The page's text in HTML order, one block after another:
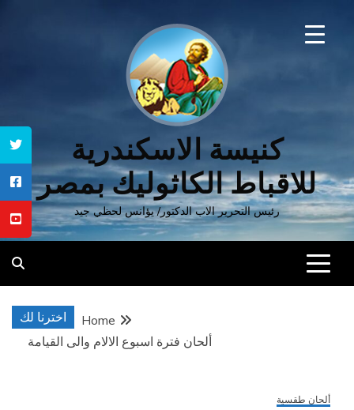
كنيسة الاسكندرية
للاقباط الكاثوليك بمصر
رئيس التحرير الاب الدكتور/ يؤانس لحظي جيد
اخترنا لك
Home
ألحان فترة اسبوع الالام والى القيامة
ألحان طقسية